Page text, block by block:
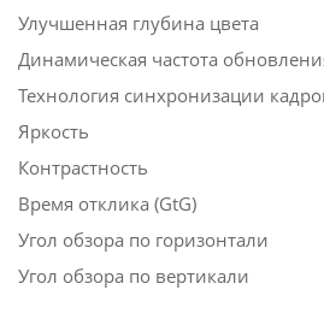
Улучшенная глубина цвета
Динамическая частота
Технология синхронизации
Яркость
Контрастность
Время отклика (GtG)
Угол обзора по горизонтали
Угол обзора по вертикали